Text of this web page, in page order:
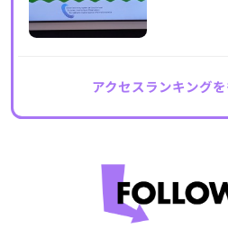
アクセスランキング